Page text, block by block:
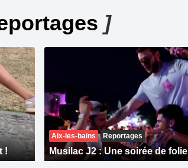
]
!
Aix-les-bains Reportages
Musilac J2 : Une soirée de folie